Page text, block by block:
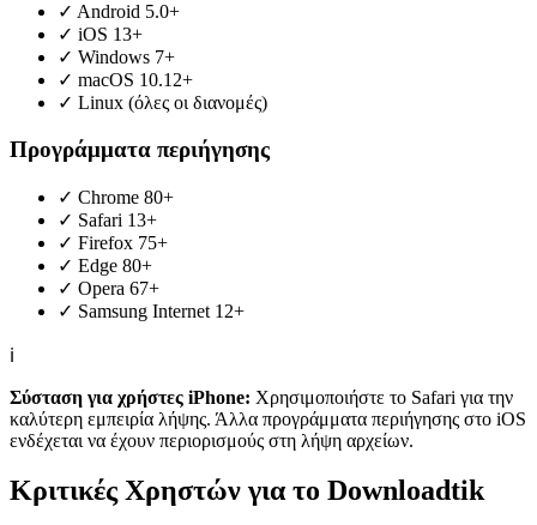
✓ Android 5.0+
✓ iOS 13+
✓ Windows 7+
✓ macOS 10.12+
✓ Linux (όλες οι διανομές)
Προγράμματα περιήγησης
✓ Chrome 80+
✓ Safari 13+
✓ Firefox 75+
✓ Edge 80+
✓ Opera 67+
✓ Samsung Internet 12+
ℹ️
Σύσταση για χρήστες iPhone: Χρησιμοποιήστε το Safari για την
καλύτερη εμπειρία λήψης. Άλλα προγράμματα περιήγησης στο iOS
ενδέχεται να έχουν περιορισμούς στη λήψη αρχείων.
Κριτικές Χρηστών για το Downloadtik